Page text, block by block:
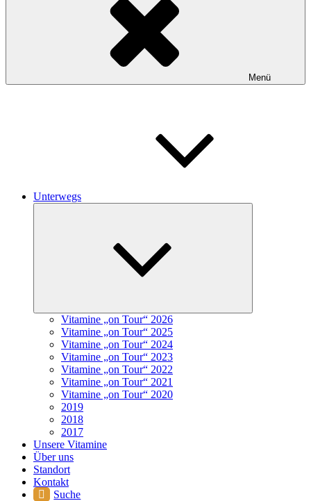
Menü
Unterwegs
Vitamine „on Tour“ 2026
Vitamine „on Tour“ 2025
Vitamine „on Tour“ 2024
Vitamine „on Tour“ 2023
Vitamine „on Tour“ 2022
Vitamine „on Tour“ 2021
Vitamine „on Tour“ 2020
2019
2018
2017
Unsere Vitamine
Über uns
Standort
Kontakt
Suche